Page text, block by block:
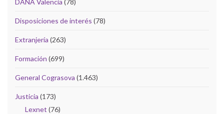
Disposiciones de interés (78)
Extranjería (263)
Formación (699)
General Cograsova (1.463)
Justicia (173)
Lexnet (76)